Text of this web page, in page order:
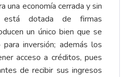
una economía cerrada y sin
dotada de firmas
un único bien que se
inversión; además los
acceso a créditos, pues
de recibir sus ingresos